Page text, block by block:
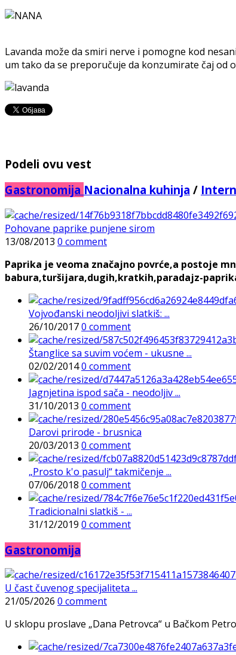
Lavanda može da smiri nerve i pomogne kod
um tako da se preporučuje da konzumirate čaj od
Podeli ovu vest
Gastronomija Nacionalna kuhinja /
Pohovane paprike punjene sirom
13/08/2013 0 comment
Paprika je veoma značajno povrće,a postoje
babura,turšijara,dugih,kratkih,paradajz-
Vojvođanski neodoljivi slatkiš: ...
26/10/20170 comment
Štanglice sa suvim voćem - ukusne ...
02/02/20140 comment
Jagnjetina ispod sača - neodoljiv ...
31/10/2013 0 comment
Darovi prirode - brusnica
20/03/2013 0 comment
„Prosto k'o pasulj“ takmičenje ...
07/06/2018 0 comment
Tradicionalni slatkiš - ...
31/12/2019 0 comment
Gastronomija
U čast čuvenog specijaliteta ...
21/05/2026 0 comment
U sklopu proslave „Dana Petrovca“ u Bačkom